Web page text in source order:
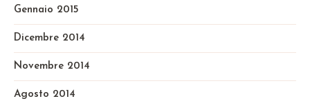
Gennaio 2015
Dicembre 2014
Novembre 2014
Agosto 2014